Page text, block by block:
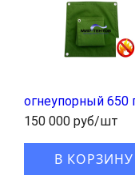
огнеупорный 650
150 000 руб/шт
В КОРЗИНУ